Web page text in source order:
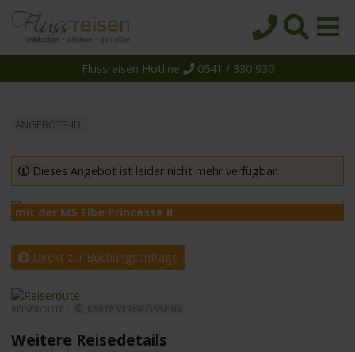
Reiseziele
Themen
Reedereien
Schiffe
Über uns
Suche
Flussreisen Hotline 0541 / 330 930
ANGEBOTS-ID:
Dieses Angebot ist leider nicht mehr verfügbar.
mit der MS Elbe Princesse II
Direkt zur Buchungsanfrage
REISEROUTE -
Weitere Reisedetails